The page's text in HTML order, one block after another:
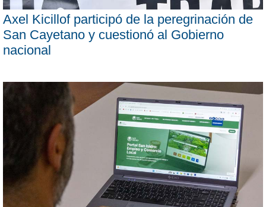
Axel Kicillof participó de la peregrinación de
San Cayetano y cuestionó al Gobierno
nacional